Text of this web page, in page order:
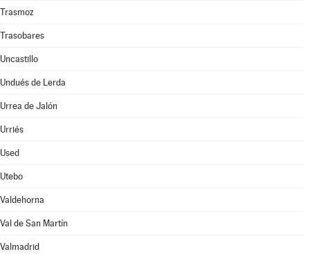
Trasmoz
Trasobares
Uncastillo
Undués de Lerda
Urrea de Jalón
Urriés
Used
Utebo
Valdehorna
Val de San Martín
Valmadrid